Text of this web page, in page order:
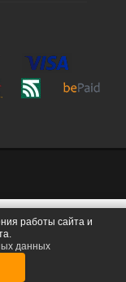
работы сайта и
данных